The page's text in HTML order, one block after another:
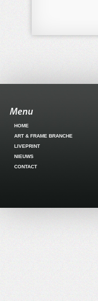
Menu
HOME
ART & FRAME BRANCHE
LIVEPRINT
NIEUWS
CONTACT